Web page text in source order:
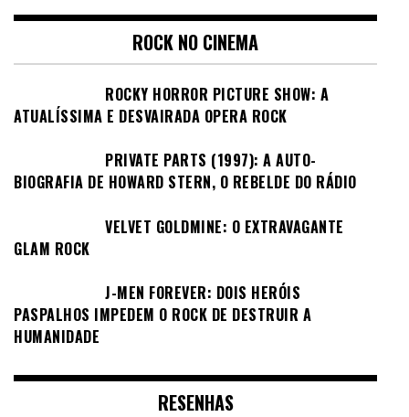
ROCK NO CINEMA
ROCKY HORROR PICTURE SHOW: A
ATUALÍSSIMA E DESVAIRADA OPERA ROCK
PRIVATE PARTS (1997): A AUTO-
BIOGRAFIA DE HOWARD STERN, O REBELDE DO RÁDIO
VELVET GOLDMINE: O EXTRAVAGANTE
GLAM ROCK
J-MEN FOREVER: DOIS HERÓIS
PASPALHOS IMPEDEM O ROCK DE DESTRUIR A
HUMANIDADE
RESENHAS